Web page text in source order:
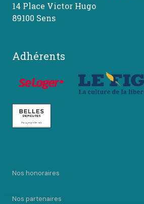
14 Place Victor Hugo
89100 Sens
Adhérents
Nos honoraires
Nos partenaires